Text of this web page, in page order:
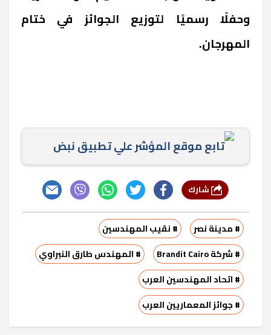
وحفلًا رسميًا لتوزيع الجوائز في ختام
المهرجان.
تابع موقع المؤشر علي تطبيق نبض
# مدينة نصر
# نقيب المهندسين
# شركة Brandit Cairo
# المهندس طارق النبراوي
# اتحاد المهندسين العرب
# جوائز المعماريين العرب